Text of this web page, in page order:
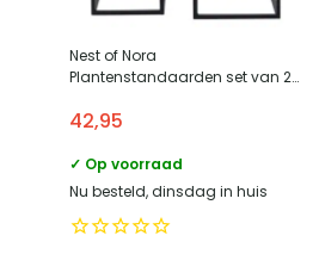
Nest of Nora
Plantenstandaarden set van 2
42,95
✓ Op voorraad
Nu besteld, dinsdag in huis